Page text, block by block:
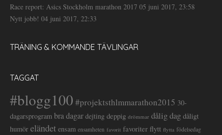
Race report: Asics Stockholm marathon 2017 05 juni 2017, 23:58
Nytt jobb! 04 juni 2017, 22:33
TRÄNING & KOMMANDE TÄVLINGAR
TAGGAT
#blogg100 #projektsthlmmarathon2015 30-
dagarsprogram bra dagar dejting deppig drömmar dålig dag dåligt
humör eländet ensam ensamheten favorit favoriter flytt flytta födelsedag